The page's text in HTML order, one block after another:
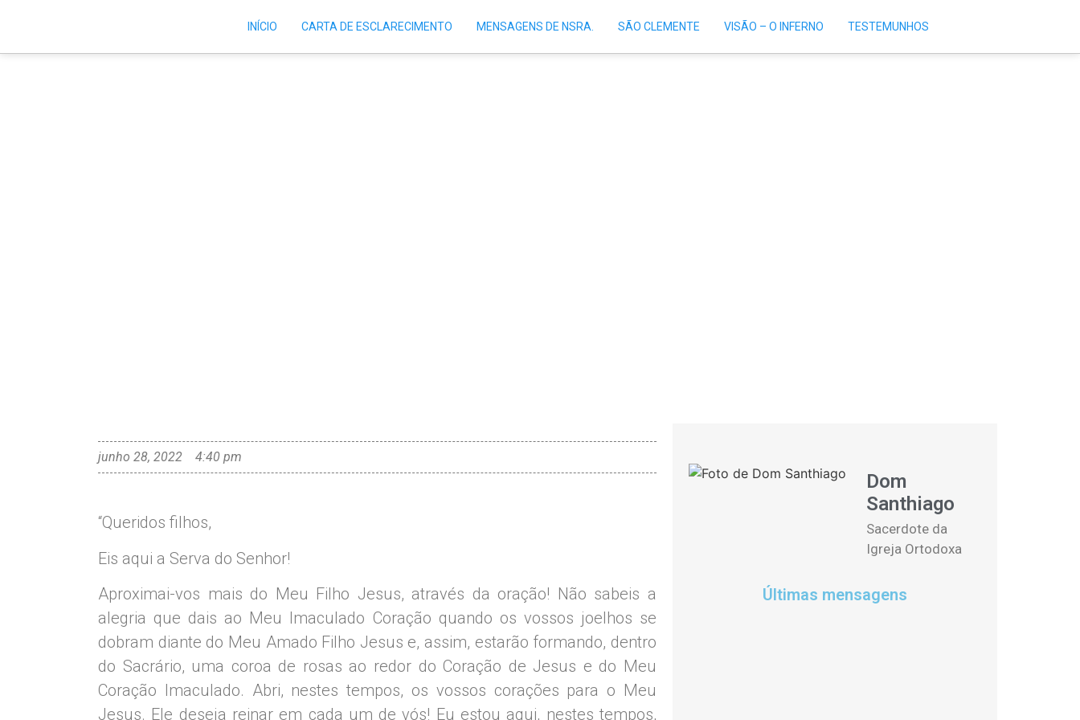
INÍCIO CARTA DE ESCLARECIMENTO MENSAGENS DE NSRA. SÃO CLEMENTE VISÃO – O INFERNO TESTEMUNHOS
junho 28, 2022 4:40 pm
“Queridos filhos,
Eis aqui a Serva do Senhor!
Aproximai-vos mais do Meu Filho Jesus, através da oração! Não sabeis a
alegria que dais ao Meu Imaculado Coração quando os vossos joelhos se
dobram diante do Meu Amado Filho Jesus e, assim, estarão formando, dentro
do Sacrário, uma coroa de rosas ao redor do Coração de Jesus e do Meu
Coração Imaculado. Abri, nestes tempos, os vossos corações para o Meu
Jesus. Ele deseja reinar em cada um de vós! Eu estou aqui, nestes tempos,
Dom
Santhiago
Sacerdote da
Igreja Ortodoxa
Últimas mensagens